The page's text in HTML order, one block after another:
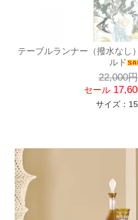
テーブルランナー（撥水なし
ルド
22,000
セール
サイズ：